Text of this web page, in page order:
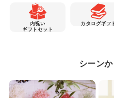
内祝い
ギフトセット
カタログギフ
シーン